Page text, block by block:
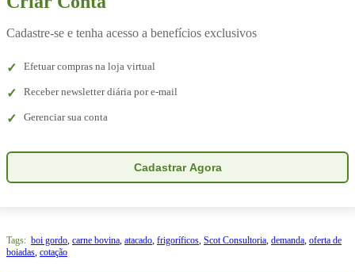
Cadastre-se e tenha acesso a benefícios exclusivos
Efetuar compras na loja virtual
Receber newsletter diária por e-mail
Gerenciar sua conta
Cadastrar Agora
Tags: boi gordo, carne bovina, atacado, frigoríficos, Scot Consultoria, demanda, oferta de
boiadas, cotação